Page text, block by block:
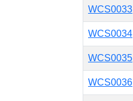
WCS0033
WCS0034
WCS0035
WCS0036